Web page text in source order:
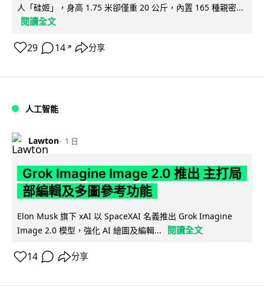
人「硅姬」，身高 1.75 米卻僅重 20 公斤，內置 165 種親密...
閱讀全文
29 14 ↗ 分享
人工智能
Lawton 1 日
Grok Imagine Image 2.0 推出 主打局
部編輯及多圖參考功能
Elon Musk 旗下 xAI 以 SpaceXAI 名義推出 Grok Imagine
Image 2.0 模型，強化 AI 繪圖及編輯...
閱讀全文
14 分享